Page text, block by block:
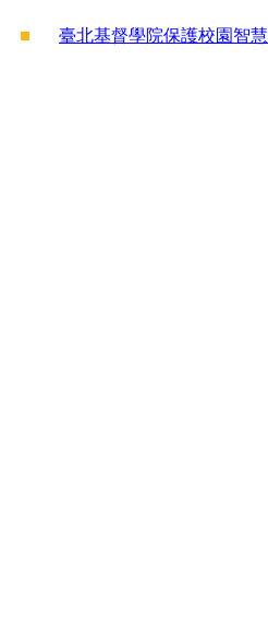
臺北基督學院保護校園智